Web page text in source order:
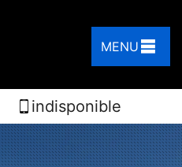
MENU
indisponible